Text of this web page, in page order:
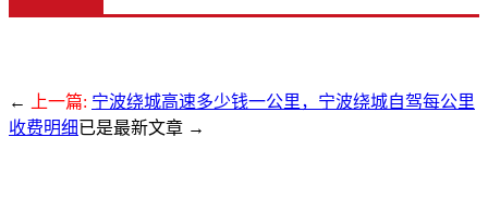
← 上一篇: 宁波绕城高速多少钱一公里，宁波绕城自驾每公里
收费明细已是最新文章 →